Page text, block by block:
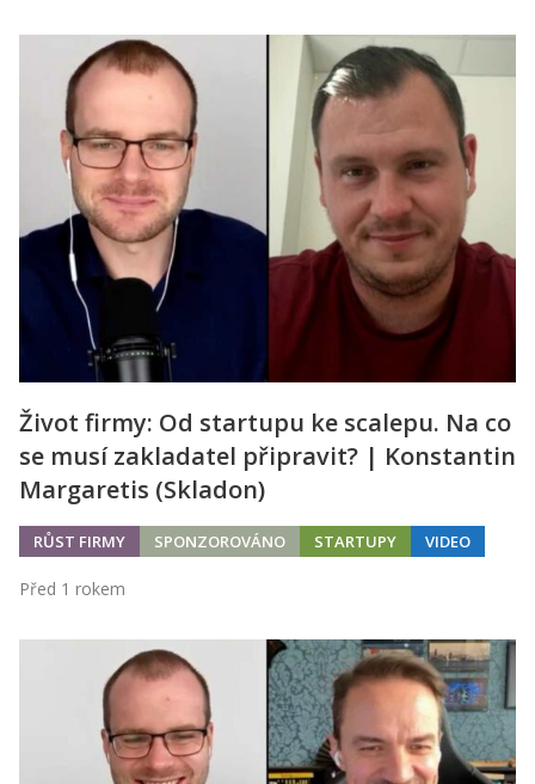
Život firmy: Od startupu ke scalepu. Na co
se musí zakladatel připravit? | Konstantin
Margaretis (Skladon)
RŮST FIRMY SPONZOROVÁNO STARTUPY VIDEO
Před 1 rokem